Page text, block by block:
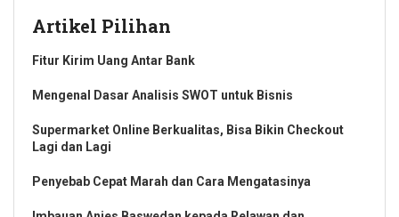
Artikel Pilihan
Fitur Kirim Uang Antar Bank
Mengenal Dasar Analisis SWOT untuk Bisnis
Supermarket Online Berkualitas, Bisa Bikin Checkout
Lagi dan Lagi
Penyebab Cepat Marah dan Cara Mengatasinya